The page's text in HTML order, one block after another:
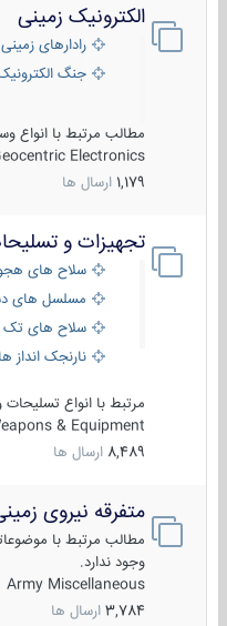
الکترونیک زمینی
رادارهای زمینی
جنگ الکترونیک
مطالب مرتبط با انواع
Electronics
1,179 ارسال ها
تجهیزات و
سلاح های
مسلسل های
سلاح های تک
نارنجک انداز ها
مرتبط با انواع تسلیحات و
& Equipment
8,489 ارسال ها
متفرقه نیروی زمینی
مطالب مرتبط با
وجود ندارد.
Army Miscellaneous
3,784 ارسال ها